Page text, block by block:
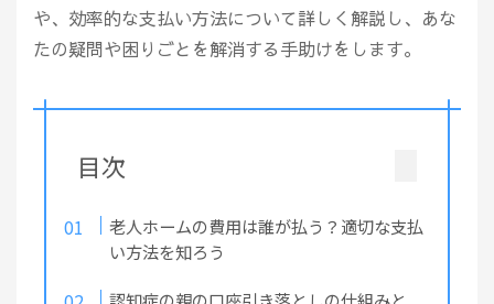
や、効率的な支払い方法について詳しく解説し、あな
たの疑問や困りごとを解消する手助けをします。
目次
老人ホームの費用は誰が払う？適切な支払
い方法を知ろう
認知症の親の口座引き落としの仕組みと